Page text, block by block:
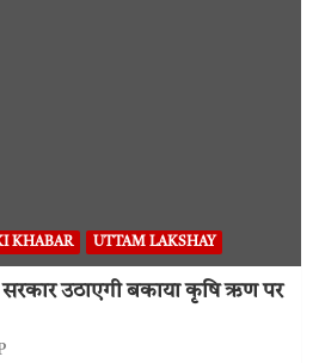
KHABAR UTTAM LAKSHAY
उठाएगी बकाया कृषि ऋण पर